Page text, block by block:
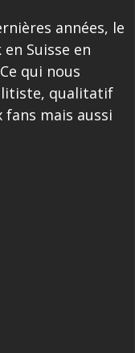
années, le
Suisse en
qui nous
qualitatif
fans mais aussi